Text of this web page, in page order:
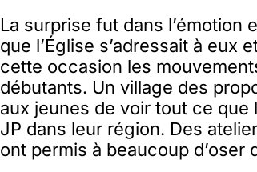
La surprise fut dans
que l’Église s’adressait à eux
cette occasion les
débutants. Un village des
aux jeunes de voir tout ce que
JP dans leur région. Des
ont permis à beaucoup